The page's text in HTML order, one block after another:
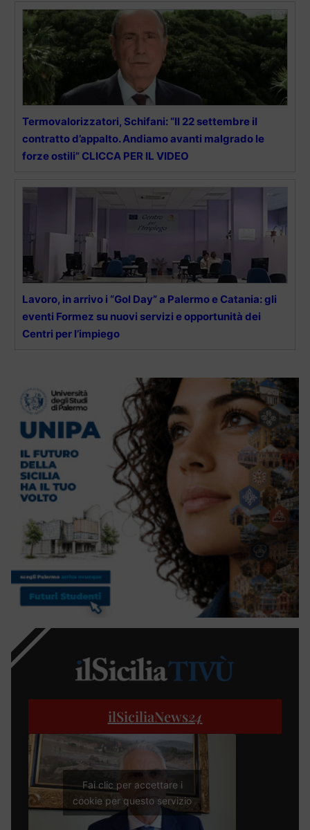
Termovalorizzatori, Schifani: “Il 22 settembre il
contratto d’appalto. Andiamo avanti malgrado le
forze ostili” CLICCA PER IL VIDEO
Lavoro, in arrivo i “Gol Day” a Palermo e Catania: gli
eventi Formez su nuovi servizi e opportunità dei
Centri per l’impiego
ilSiciliaNews24
Fai clic per accettare i
cookie per questo servizio